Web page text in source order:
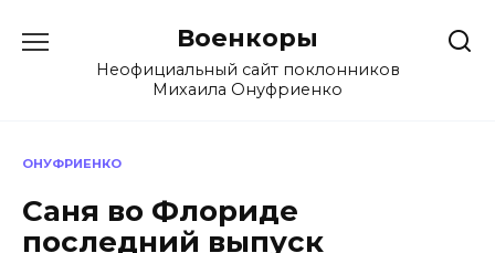
содержанию
Военкоры
Неофициальный сайт поклонников
Михаила Онуфриенко
ОНУФРИЕНКО
Саня во Флориде
последний выпуск